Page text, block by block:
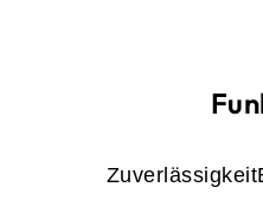
Zuverlässigkeit